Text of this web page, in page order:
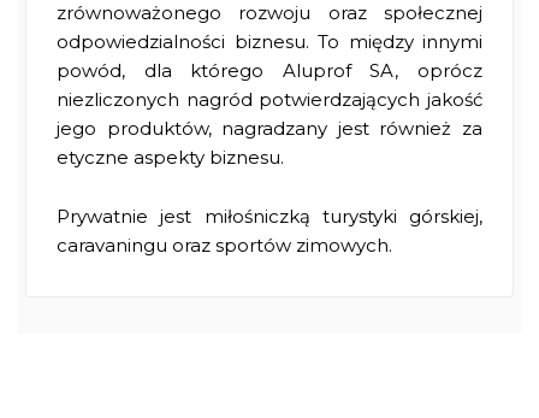
zrównoważonego rozwoju oraz społecznej
odpowiedzialności biznesu. To między innymi
powód, dla którego Aluprof SA, oprócz
niezliczonych nagród potwierdzających jakość
jego produktów, nagradzany jest również za
etyczne aspekty biznesu.
Prywatnie jest miłośniczką turystyki górskiej,
caravaningu oraz sportów zimowych.